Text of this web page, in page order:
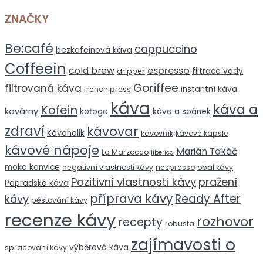
ZNAČKY
Be:café bezkofeinová káva cappuccino
Coffeein cold brew dripper espresso filtrace vody
filtrovaná káva french press Goriffee instantní káva
kavárny Kofein koťogo káva káva a spánek káva a
zdraví Kávoholik kávovar kávovník kávové kapsle
kávové nápoje La Marzocco liberica Marián Takáč
moka konvice negativní vlastnosti kávy nespresso obal kávy
Popradská káva Pozitivní vlastnosti kávy pražení
kávy pěstování kávy příprava kávyReady After
recenze kávy recepty robusta rozhovor
spracování kávy výběrová káva zajímavosti o